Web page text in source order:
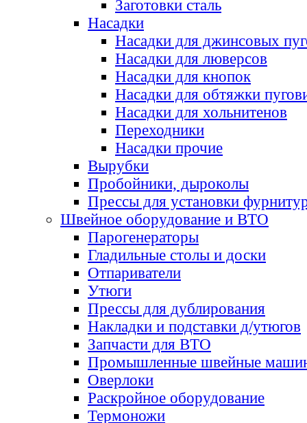
Заготовки сталь
Насадки
Насадки для джинсовых
Насадки для люверсов
Насадки для кнопок
Насадки для обтяжки
Насадки для хольнитенов
Переходники
Насадки прочие
Вырубки
Пробойники, дыроколы
Прессы для установки
Швейное оборудование и ВТО
Парогенераторы
Гладильные столы и доски
Отпариватели
Утюги
Прессы для дублирования
Накладки и подставки д/утюгов
Запчасти для ВТО
Промышленные швейные
Оверлоки
Раскройное оборудование
Термоножи